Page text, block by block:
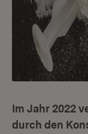
Im Jahr 2022
durch den